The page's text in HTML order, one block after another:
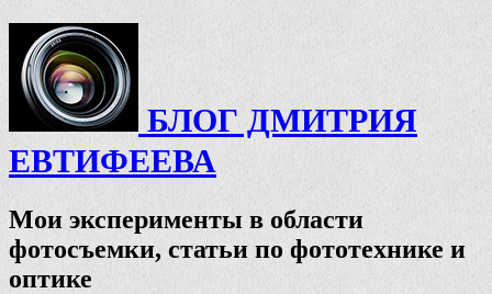
БЛОГ ДМИТРИЯ
ЕВТИФЕЕВА
Мои эксперименты в области
фотосъемки, статьи по фототехнике и
оптике